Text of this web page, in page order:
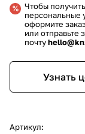
Чтобы получить
персональные
оформите
или отправьте
почту
Узнать
Артикул: